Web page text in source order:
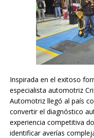
Inspirada en el exitoso
especialista automotriz
Automotriz llegó al país
convertir el diagnóstico
experiencia competitiva
identificar averías